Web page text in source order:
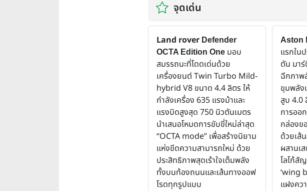
จุดเด่น
Land rover Defender
OCTA Edition One มอบ
สมรรถนะที่โดดเด่นด้วย
เครื่องยนต์ Twin Turbo Mild-
hybrid V8 ขนาด 4.4 ลิตร ให้
กำลังเครื่อง 635 แรงม้าและ
แรงบิดสูงสุด 750 นิวตันเมตร
นำเสนอโหมดการขับขี่ใหม่ล่าสุด
“OCTA mode” เพื่อสร้างนิยาม
แห่งขีดความสามารถใหม่ ด้วย
ประสิทธิภาพสุดเร้าใจเต็มพลัง
ทั้งบนท้องถนนและเส้นทางออฟ
โรดทุกรูปแบบ
Aston
แรกใน
ตัน มา
ฉีกภาพ
ขุมพลัง
สูบ 4.0
การออ
กล่องข
ด้วยเส้
ผสานเ
โลโก้สั
‘wing
แฝงคว